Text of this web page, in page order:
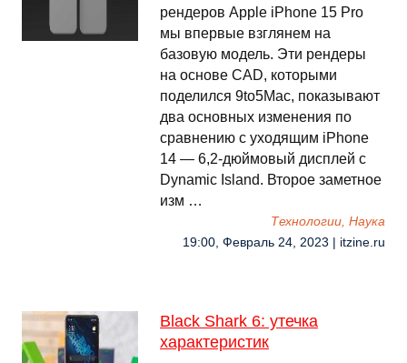
рендеров Apple iPhone 15 Pro
мы впервые взглянем на
базовую модель. Эти рендеры
на основе CAD, которыми
поделился 9to5Mac, показывают
два основных изменения по
сравнению с уходящим iPhone
14 — 6,2-дюймовый дисплей с
Dynamic Island. Второе заметное
изм …
Технологии, Наука
19:00, Февраль 24, 2023 | itzine.ru
Black Shark 6: утечка
характеристик